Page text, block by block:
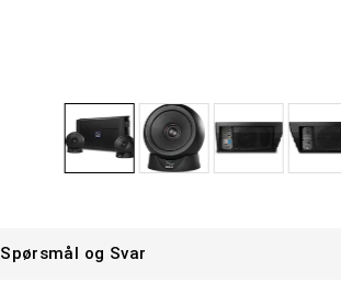
Spørsmål og Svar